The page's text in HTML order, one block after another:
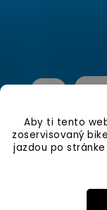
Aby ti tento
zoservisovaný
jazdou po